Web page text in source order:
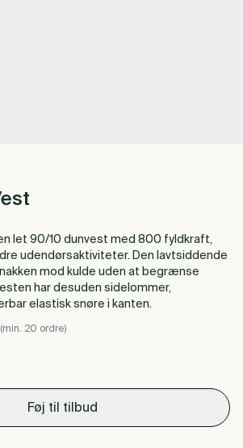
let 90/10 dunvest med 800 fyldkraft,
udendørsaktiviteter. Den lavtsiddende
mod kulde uden at begrænse
har desuden sidelommer,
elastisk snøre i kanten.
(min. 20 ordre)
Føj til tilbud